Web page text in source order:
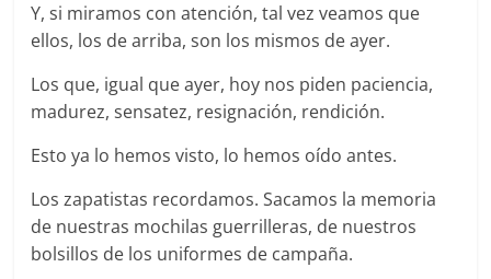
Y, si miramos con atención, tal vez veamos que
ellos, los de arriba, son los mismos de ayer.
Los que, igual que ayer, hoy nos piden paciencia,
madurez, sensatez, resignación, rendición.
Esto ya lo hemos visto, lo hemos oído antes.
Los zapatistas recordamos. Sacamos la memoria
de nuestras mochilas guerrilleras, de nuestros
bolsillos de los uniformes de campaña.